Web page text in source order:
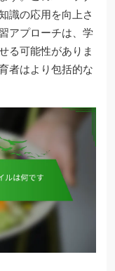
識の応用を向上さ
アプローチは、学
る可能性がありま
者はより包括的な